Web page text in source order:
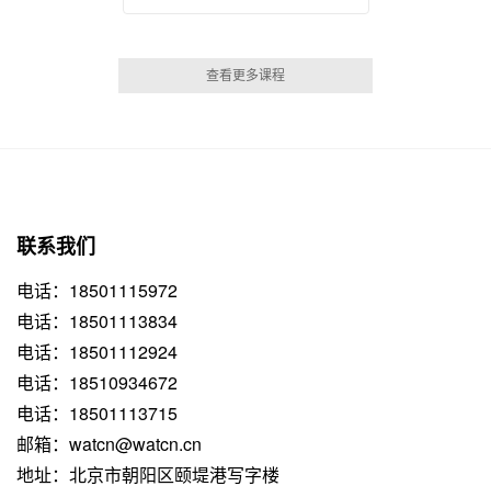
查看更多课程
联系我们
电话：18501115972
电话：18501113834
电话：18501112924
电话：18510934672
电话：18501113715
邮箱：watcn@watcn.cn
地址：北京市朝阳区颐堤港写字楼